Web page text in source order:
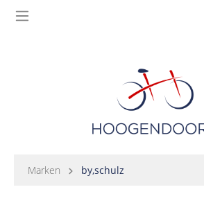
Marken by,schulz